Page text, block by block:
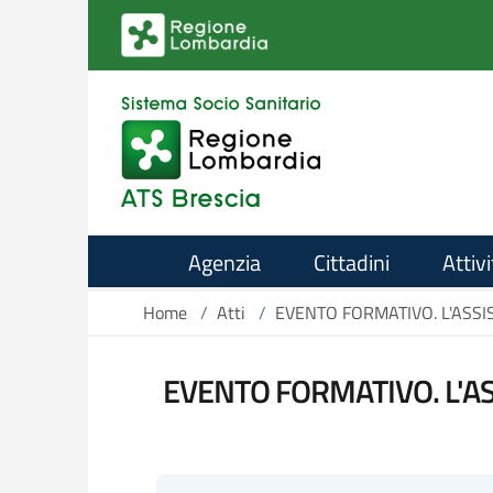
Salta al contenuto principale
Agenzia Cittadini
Home / Atti / EVENTO FORMATIVO.
EVENTO FORMATIVO.